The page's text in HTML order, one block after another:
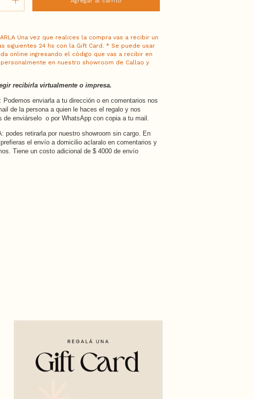
Una vez que realices la compra vas a recibir un
siguientes 24 hs con la Gift Card. * Se puede usar
online ingresando el código que vas a recibir en
en nuestro showroom de Callao y
recibirla virtualmente o impresa.
Podemos enviarla a tu dirección o en comentarios nos
de la persona a quien le haces el regalo y nos
de enviárselo o por WhatsApp con copia a tu mail.
podes retirarla por nuestro showroom sin cargo. En
el envío a domicilio aclaralo en comentarios y
Tiene un costo adicional de $ 4000 de envío